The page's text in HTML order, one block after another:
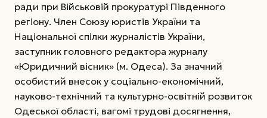
ради при Військовій прокуратурі Південного
регіону. Член Союзу юристів України та
Національної спілки журналістів України,
заступник головного редактора журналу
«Юридичний вісник» (м. Одеса). За значний
особистий внесок у соціально-економічний,
науково-технічний та культурно-освітній розвиток
Одеської області, вагомі трудові досягнення,